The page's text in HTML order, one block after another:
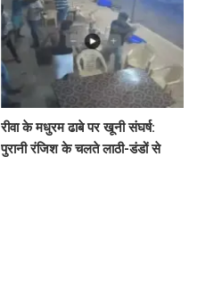
रीवा के मधुरम ढाबे पर खूनी संघर्ष:
पुरानी रंजिश के चलते लाठी-डंडों से